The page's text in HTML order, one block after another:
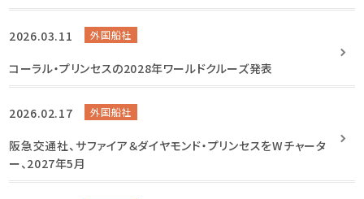
2026.03.11 外国船社
コーラル・プリンセスの2028年ワールドクルーズ発表
2026.02.17 外国船社
阪急交通社、サファイア＆ダイヤモンド・プリンセスをWチャータ
ー、2027年5月